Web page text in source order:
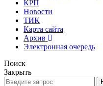
КРП
Новости
ТИК
Карта сайта
Архив
Электронная очередь
Поиск
Закрыть